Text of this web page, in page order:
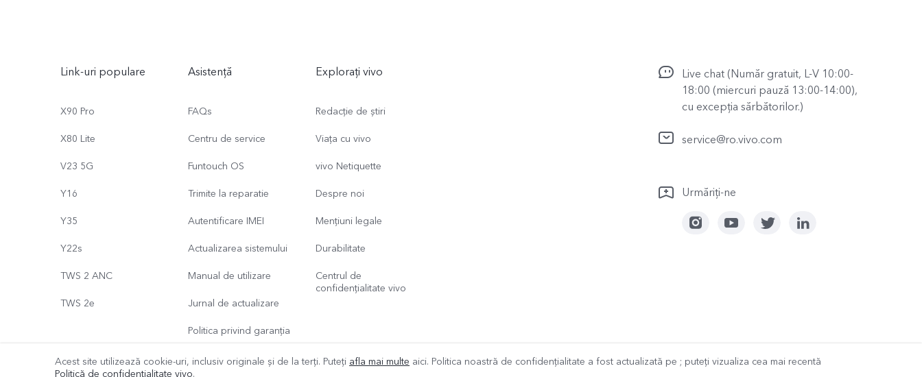
Link-uri populare
X90 Pro
X80 Lite
V23 5G
Y16
Y35
Y22s
TWS 2 ANC
TWS 2e
Asistență
FAQs
Centru de service
Funtouch OS
Trimite la reparatie
Autentificare IMEI
Actualizarea sistemului
Manual de utilizare
Jurnal de actualizare
Politica privind garanția
Explorați vivo
Redacție de știri
Viața cu vivo
vivo Netiquette
Despre noi
Mențiuni legale
Durabilitate
Centrul de
confidențialitate vivo
Live chat (Număr gratuit, L-V 10:00-
18:00 (miercuri pauză 13:00-14:00),
cu excepția sărbătorilor.)
service@ro.vivo.com
Urmăriți-ne
Acest site utilizează cookie-uri, inclusiv originale și de la terți. Puteți afla mai multe aici. Politica noastră de confidențialitate a fost actualizată pe ; puteți vizualiza cea mai recentă
Politică de confidențialitate vivo.